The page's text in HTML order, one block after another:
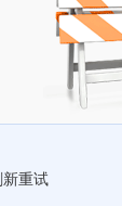
重试